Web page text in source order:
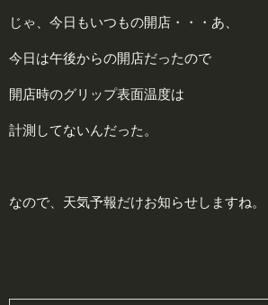
じゃ、今日もいつもの開店・・・あ、
今日は午後からの開店だったので
開店時のグリップ表面温度は
計測してないんだった。
なので、天気予報だけお知らせしますね。